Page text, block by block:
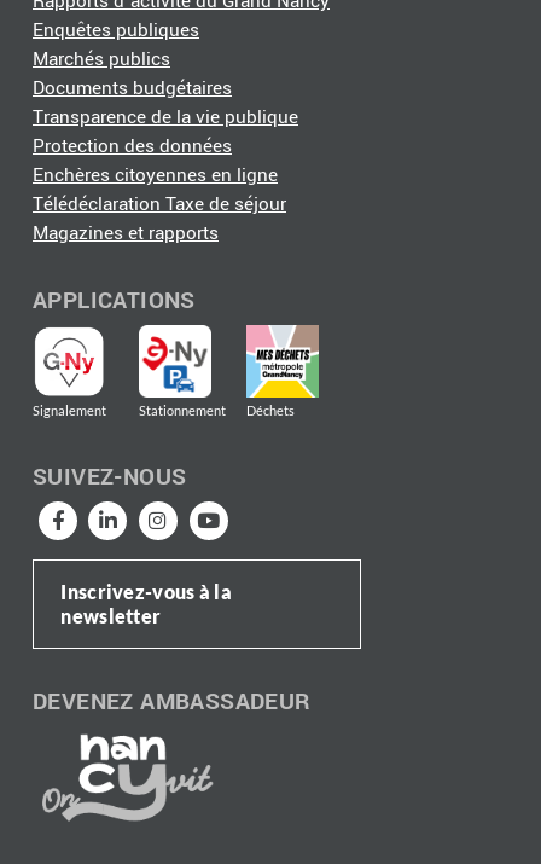
Enquêtes publiques
Marchés publics
Documents budgétaires
Transparence de la vie publique
Protection des données
Enchères citoyennes en ligne
Télédéclaration Taxe de séjour
Magazines et rapports
APPLICATIONS
Signalement Stationnement Déchets
SUIVEZ-NOUS
Inscrivez-vous à la
newsletter
DEVENEZ AMBASSADEUR